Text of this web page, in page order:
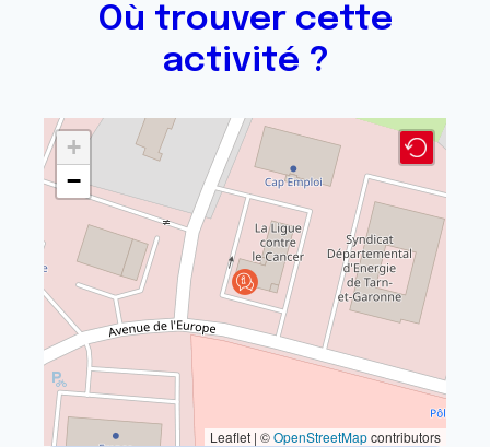
Où trouver cette
activité ?
+
−
Leaflet | ©OpenStreetMapcontributors